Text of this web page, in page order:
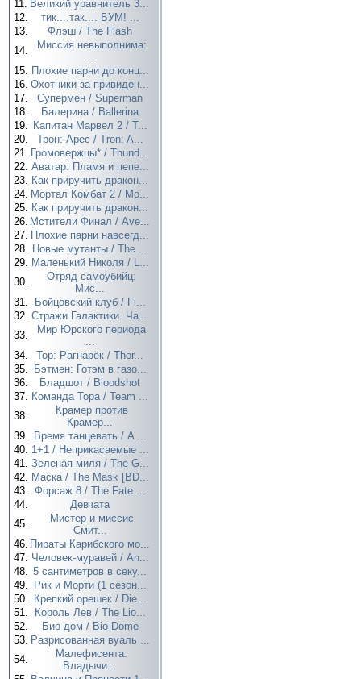
11. Великий уравнитель 3...
12.
тик....так.... БУМ! ...
13.
Флэш / The Flash
14.
Миссия невыполнима:
...
15. Плохие парни до конц...
16. Охотники за привиден...
17.
Супермен / Superman
18.
Балерина / Ballerina
19. Капитан Марвел 2 / T...
20.
Трон: Арес / Tron: A...
21. Громовержцы* / Thund...
22. Аватар: Пламя и пепе...
23. Как приручить дракон...
24. Мортал Комбат 2 / Mo...
25. Как приручить дракон...
26. Мстители Финал / Ave...
27. Плохие парни навсегд...
28. Новые мутанты / The ...
29. Маленький Николя / L...
30.
Отряд самоубийц:
Мис...
31.
Бойцовский клуб / Fi...
32. Стражи Галактики. Ча...
33.
Мир Юрского периода
...
34.
Тор: Рагнарёк / Thor...
35.
Бэтмен: Готэм в газо...
36.
Бладшот / Bloodshot
37. Команда Тора / Team ...
38.
Крамер против
Крамер...
39.
Время танцевать / A ...
40. 1+1 / Неприкасаемые ...
41. Зеленая миля / The G...
42. Маска / The Mask [BD...
43. Форсаж 8 / The Fate ...
44.
Девчата
45.
Мистер и миссис
Смит...
46. Пираты Карибского мо...
47. Человек-муравей / An...
48. 5 сантиметров в секу...
49.
Рик и Морти (1 сезон...
50.
Крепкий орешек / Die...
51.
Король Лев / The Lio...
52.
Био-дом / Bio-Dome
53. Разрисованная вуаль ...
54.
Малефисента:
Владычи...